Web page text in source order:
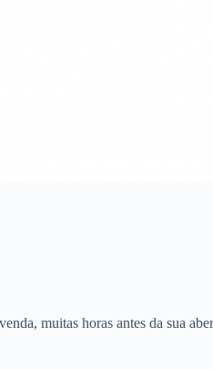
muitas horas antes da sua